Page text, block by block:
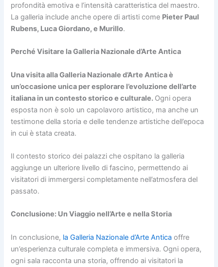
profondità emotiva e l’intensità caratteristica del maestro.
La galleria include anche opere di artisti come Pieter Paul
Rubens, Luca Giordano, e Murillo.
Perché Visitare la Galleria Nazionale d’Arte Antica
Una visita alla Galleria Nazionale d’Arte Antica è
un’occasione unica per esplorare l’evoluzione dell’arte
italiana in un contesto storico e culturale. Ogni opera
esposta non è solo un capolavoro artistico, ma anche un
testimone della storia e delle tendenze artistiche dell’epoca
in cui è stata creata.
Il contesto storico dei palazzi che ospitano la galleria
aggiunge un ulteriore livello di fascino, permettendo ai
visitatori di immergersi completamente nell’atmosfera del
passato.
Conclusione: Un Viaggio nell’Arte e nella Storia
In conclusione, la Galleria Nazionale d’Arte Antica offre
un’esperienza culturale completa e immersiva. Ogni opera,
ogni sala racconta una storia, offrendo ai visitatori la